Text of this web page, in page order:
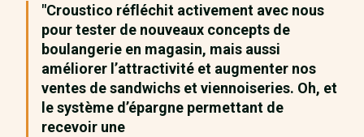
"Croustico réfléchit activement avec nous
pour tester de nouveaux concepts de
boulangerie en magasin, mais aussi
améliorer l’attractivité et augmenter nos
ventes de sandwichs et viennoiseries. Oh, et
le système d’épargne permettant de
recevoir une